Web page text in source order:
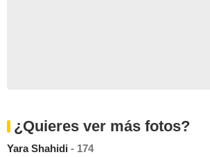
¿Quieres ver más fotos?
Yara Shahidi - 174